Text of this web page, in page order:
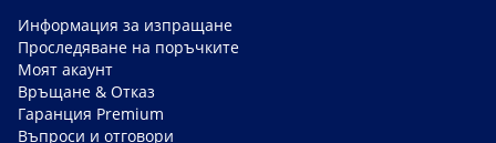
Информация за изпращане
Проследяване на поръчките
Моят акаунт
Връщане & Отказ
Гаранция Premium
Въпроси и отговори